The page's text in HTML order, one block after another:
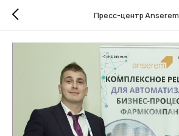
Пресс-центр Anserem